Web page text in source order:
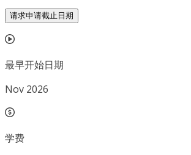
请求申请截止日期
最早开始日期
Nov 2026
学费